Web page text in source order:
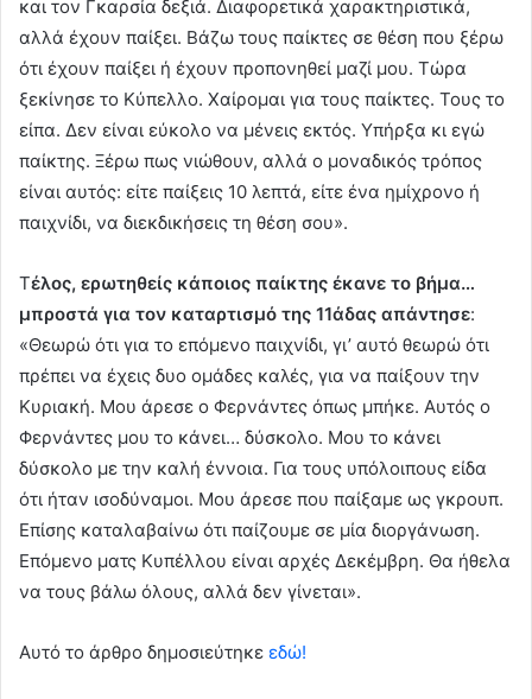
και τον Γκαρσία δεξιά. Διαφορετικά χαρακτηριστικά,
αλλά έχουν παίξει. Βάζω τους παίκτες σε θέση που ξέρω
ότι έχουν παίξει ή έχουν προπονηθεί μαζί μου. Τώρα
ξεκίνησε το Κύπελλο. Χαίρομαι για τους παίκτες. Τους το
είπα. Δεν είναι εύκολο να μένεις εκτός. Υπήρξα κι εγώ
παίκτης. Ξέρω πως νιώθουν, αλλά ο μοναδικός τρόπος
είναι αυτός: είτε παίξεις 10 λεπτά, είτε ένα ημίχρονο ή
παιχνίδι, να διεκδικήσεις τη θέση σου».
Τέλος, ερωτηθείς κάποιος παίκτης έκανε το βήμα…
μπροστά για τον καταρτισμό της 11άδας απάντησε:
«Θεωρώ ότι για το επόμενο παιχνίδι, γι’ αυτό θεωρώ ότι
πρέπει να έχεις δυο ομάδες καλές, για να παίξουν την
Κυριακή. Μου άρεσε ο Φερνάντες όπως μπήκε. Αυτός ο
Φερνάντες μου το κάνει… δύσκολο. Μου το κάνει
δύσκολο με την καλή έννοια. Για τους υπόλοιπους είδα
ότι ήταν ισοδύναμοι. Μου άρεσε που παίξαμε ως γκρουπ.
Επίσης καταλαβαίνω ότι παίζουμε σε μία διοργάνωση.
Επόμενο ματς Κυπέλλου είναι αρχές Δεκέμβρη. Θα ήθελα
να τους βάλω όλους, αλλά δεν γίνεται».
Αυτό το άρθρο δημοσιεύτηκε εδώ!